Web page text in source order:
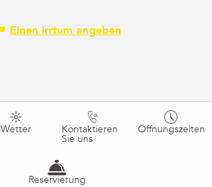
Einen Irrtum angeben
Wetter Kontaktieren
Sie uns
Öffnungszeiten
Reservierung